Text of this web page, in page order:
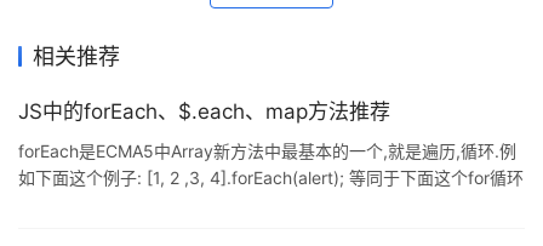
相关推荐
JS中的forEach、$.each、map方法推荐
forEach是ECMA5中Array新方法中最基本的一个,就是遍历,循环.例
如下面这个例子: [1, 2 ,3, 4].forEach(alert); 等同于下面这个for循环